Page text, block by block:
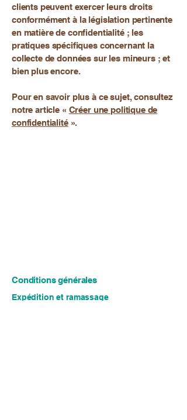
clients peuvent exercer leurs droits
conformément à la législation pertinente
en matière de confidentialité ; les
pratiques spécifiques concernant la
collecte de données sur les mineurs ; et
bien plus encore.
Pour en savoir plus à ce sujet, consultez
notre article « Créer une politique de
confidentialité».
Conditions générales
Expédition et ramassage